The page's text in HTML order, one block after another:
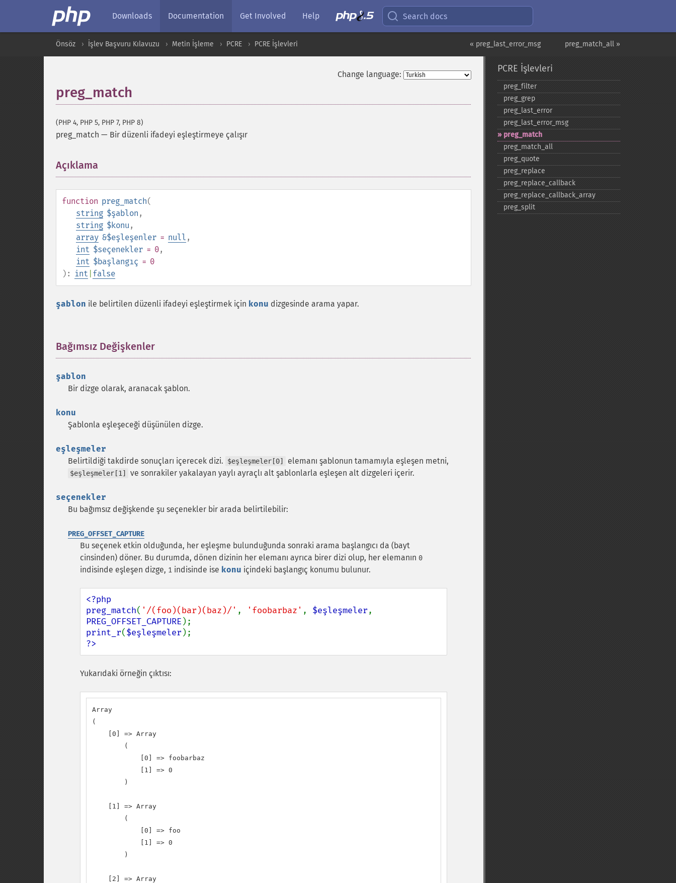
Downloads Documentation Get Involved Help Search docs
preg_match_all »
« preg_last_error_msg
Önsöz İşlev Başvuru Kılavuzu Metin İşleme PCRE PCRE İşlevleri
Change language:
preg_match
(PHP 4, PHP 5, PHP 7, PHP 8)
preg_match — Bir düzenli ifadeyi eşleştirmeye çalışır
Açıklama
function preg_match(
string $şablon ,
string $konu ,
array &$eşleşenler = null ,
int $seçenekler = 0,
int $başlangıç = 0
):
int false
şablon ile belirtilen düzenli ifadeyi eşleştirmek için konu dizgesinde arama yapar.
Bağımsız Değişkenler
şablon
Bir dizge olarak, aranacak şablon.
konu
Şablonla eşleşeceği düşünülen dizge.
eşleşmeler
Belirtildiği takdirde sonuçları içerecek dizi.
$eşleşmeler[0] elemanı şablonun tamamıyla eşleşen metni,
$eşleşmeler[1] ve sonrakiler yakalayan yaylı ayraçlı alt şablonlarla eşleşen alt dizgeleri içerir.
seçenekler
Bu bağımsız değişkende şu seçenekler bir arada belirtilebilir:
PREG_OFFSET_CAPTURE
Bu seçenek etkin olduğunda, her eşleşme bulunduğunda sonraki arama başlangıcı da (bayt
cinsinden) döner. Bu durumda, dönen dizinin her elemanı ayrıca birer dizi olup, her elemanın 0
indisinde eşleşen dizge, 1 indisinde ise konu içindeki başlangıç konumu bulunur.
<?php
preg_match( '/(foo)(bar)(baz)/' , 'foobarbaz' , $eşleşmeler
PREG_OFFSET_CAPTURE
print_r($eşleşmeler
?>
Yukarıdaki örneğin çıktısı:
Array
(
    [0] => Array
        (
            [0] => foobarbaz
            [1] => 0
        )
    [1] => Array
        (
            [0] => foo
            [1] => 0
        )
    [2] => Array
PCRE İşlevleri
preg_​filter
preg_​grep
preg_​last_​error
preg_​last_​error_​msg
preg_​match
preg_​match_​all
preg_​quote
preg_​replace
preg_​replace_​callback
preg_​replace_​callback_​array
preg_​split